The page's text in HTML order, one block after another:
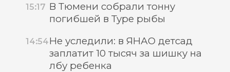
15:17 В Тюмени собрали тонну
погибшей в Туре рыбы
14:54Не уследили: в ЯНАО детсад
заплатит 10 тысяч за шишку на
лбу ребенка